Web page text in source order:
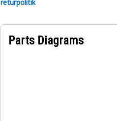
returpolitik
Parts Diagrams